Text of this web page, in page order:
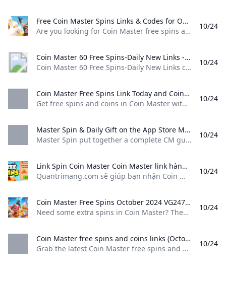
Free Coin Master Spins Links & Codes for October 2024 Are you looking for Coin Master free spins and promo codes for October 2024? This is the right website for you! We gather all the daily links with free
Are you looking for Coin Master free spins and promo codes for October 2024? This is the right website for you! We gather all the daily links with free Free Link 2000 Dice of Monopoly Go & Tokens 7 Min Read Stranded Season 2: Release, cast, trailer and more! 9 Min Read NETGEAR: the benefits of a portable router 4 Min Read What are the main differences between expensive and cheap laptops?
10/24
Coin Master 60 Free Spins-Daily New Links - Mosttechs Coin Master 60 Free Spins-Daily New Links coin master free spin coin master free spins coin master free spin link 2021coin master free spin promo code
Coin Master 60 Free Spins-Daily New Links coin master free spin, coin master free spins, coin master free spin link 2021,coin master free spin promo code, Best way to get more free spin and coin Apart from the Daily Free Spin link, more spin can be found in other ways.- Invite friends through Facebook-In the game’s menu, you have the Invite Friends option, in which you can get 40 and more spin rewards by inviting your friends on Facebook.
10/24
Coin Master Free Spins Link Today and Coins (September 2024) - N4G Get free spins and coins in Coin Master with our helpful guide. Learn how to maximize your rewards invite friends and participate in events
Get free spins and coins in Coin Master with our helpful guide. Learn how to maximize your rewards, invite friends, and participate in events Russell Carpenter Jul 2 2023 0 Comments Follow us 25 spins 25 spins 25 spins 10 spins, 1 million coins 25 spins 25 spins 25 spins Coin Master Daily Spins (Expired Codes) Coin Master free daily spins and coins expire after 3 days, so make to redeem them before they expire and get the highest number of free spins.
10/24
‎Master Spin & Daily Gift on the App Store Master Spin put together a complete CM guide with everything that you need to know for the absolute beginners and the more advanced players. CM is a super fun…
Master Spin put together a complete CM guide with everything that you need to know, for the absolute beginners, and the more advanced players. CM is a super fun… Daily Spins, Coin & Rare Card Phu Nguyen Designed for iPad 4.7 • 2.8K Ratings Free Offers In-App Purchases Best tips you need to know!Master Spin put together a complete CM guide with everything that you need to know, for the absolute beginners, and the more advanced players.
10/24
Link Spin Coin Master Coin Master link hàng ngày 25/10/2024 Quantrimang.com sẽ giúp bạn nhận Coin Master Link hàng ngày code Spin hàng ngày Coin Master mới nhất.
Quantrimang.com sẽ giúp bạn nhận Coin Master Link hàng ngày, code Spin hàng ngày Coin Master mới nhất. Minh Mũm Mĩm 5252Tiếp tục là nhữn
10/24
Coin Master Free Spins October 2024 VG247 Need some extra spins in Coin Master? Then our list of working Coin Master Free Spins Links will help you claim plenty of freebies.
Need some extra spins in Coin Master? Then our list of working Coin Master Free Spins Links will help you claim plenty of freebies. Get free Spins and Coins with these daily links. Here’s a list of the working free spins links for Coin Master: Free Spins (NEW!) Spins and Coins (NEW!) Free Spins (NEW!) Free Spins (NEW!) Free Spins (NEW!) Free Spins (NEW!) Free Spins Free Spins Free Spins Free Spins Spins and Coins Free Spins Free Spins Free Spins Free Spins Free Spins Free Spins How to redeem Coin Master Free Spins Links To redeem a free spins link, you just need to tap on it in your browser on the device you have Coin Master installed on.
10/24
Coin Master free spins and coins links (October 2024) daily rewards - VideoGamer Grab the latest Coin Master free spins and coins links right here updated daily and tested to make sure they work.
Grab the latest Coin Master free spins and coins links right here, updated daily and tested to make sure they work. By Tom Bardwell Last Updated October 24, 2024 Nothing lasts forever. Coin Master rewards and free spins links are only active for three days from the date of issue, so don’t dawdle. You’ll find all of the active Coin Master codes for today that you can still redeem below. We update this list throughout the day so you never need to miss out on any spin gifts and daily bonuses.
10/24